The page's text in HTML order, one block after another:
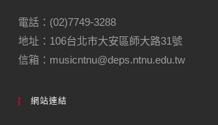
電話：(02)7749-3288
地址：106台北市大安區師大路31號
信箱：musicntnu@deps.ntnu.edu.tw
網站連結